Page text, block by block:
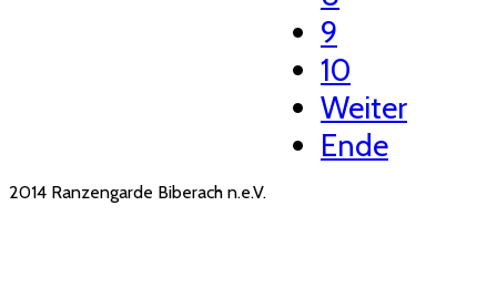
9
10
Weiter
Ende
2014 Ranzengarde Biberach n.e.V.